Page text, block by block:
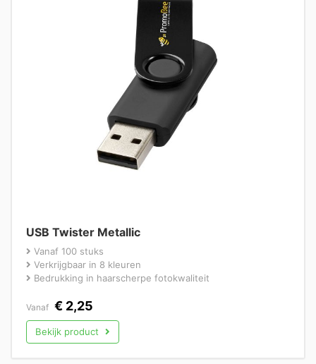
USB Twister Metallic
Vanaf 100 stuks
Verkrijgbaar in 8 kleuren
Bedrukking in haarscherpe fotokwaliteit
Vanaf € 2,25
Bekijk product